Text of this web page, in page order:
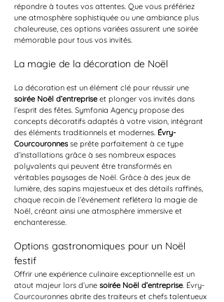
répondre à toutes vos attentes. Que vous préfériez
une atmosphère sophistiquée ou une ambiance plus
chaleureuse, ces options variées assurent une soirée
mémorable pour tous vos invités.
La magie de la décoration de Noël
La décoration est un élément clé pour réussir une
soirée Noël d’entreprise et plonger vos invités dans
l’esprit des fêtes. Symfonia Agency propose des
concepts décoratifs adaptés à votre vision, intégrant
des éléments traditionnels et modernes. Évry-
Courcouronnes se prête parfaitement à ce type
d’installations grâce à ses nombreux espaces
polyvalents qui peuvent être transformés en
véritables paysages de Noël. Grâce à des jeux de
lumière, des sapins majestueux et des détails raffinés,
chaque recoin de l’événement reflétera la magie de
Noël, créant ainsi une atmosphère immersive et
enchanteresse.
Options gastronomiques pour un Noël
festif
Offrir une expérience culinaire exceptionnelle est un
atout majeur lors d’une soirée Noël d’entreprise. Évry-
Courcouronnes abrite des traiteurs et chefs talentueux